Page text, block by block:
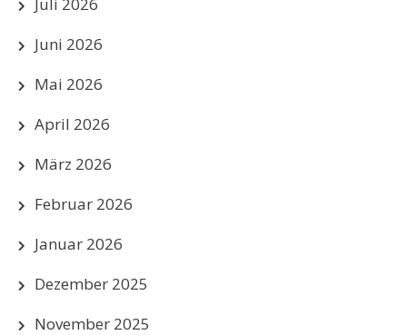
Juni 2026
Mai 2026
April 2026
März 2026
Februar 2026
Januar 2026
Dezember 2025
November 2025